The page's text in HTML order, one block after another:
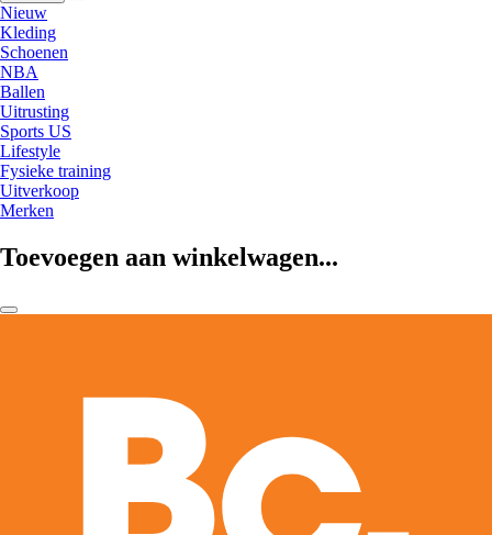
Nieuw
Kleding
Schoenen
NBA
Ballen
Uitrusting
Sports US
Lifestyle
Fysieke training
Uitverkoop
Merken
Toevoegen aan winkelwagen...